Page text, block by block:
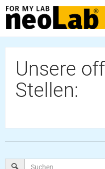
Unsere
Stellen: